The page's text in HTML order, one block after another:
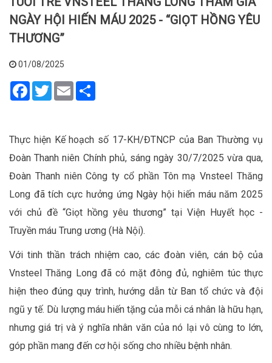
NGÀY HỘI HIẾN MÁU 2025 - “GIỌT HỒNG YÊU
THƯƠNG”
01/08/2025
Facebook
TwitterEmail
Thực hiện Kế hoạch số 17-KH/ĐTNCP của Ban Thường vụ
Đoàn Thanh niên Chính phủ, sáng ngày 30/7/2025 vừa qua,
Đoàn Thanh niên Công ty cổ phần Tôn mạ Vnsteel Thăng
Long đã tích cực hưởng ứng Ngày hội hiến máu năm 2025
với chủ đề “Giọt hồng yêu thương” tại Viện Huyết học -
Truyền máu Trung ương (Hà Nội).
Với tinh thần trách nhiệm cao, các đoàn viên, cán bộ của
Vnsteel Thăng Long đã có mặt đông đủ, nghiêm túc thực
hiện theo đúng quy trình, hướng dẫn từ Ban tổ chức và đội
ngũ y tế. Dù lượng máu hiến tặng của mỗi cá nhân là hữu hạn,
nhưng giá trị và ý nghĩa nhân văn của nó lại vô cùng to lớn,
góp phần mang đến cơ hội sống cho nhiều bệnh nhân.